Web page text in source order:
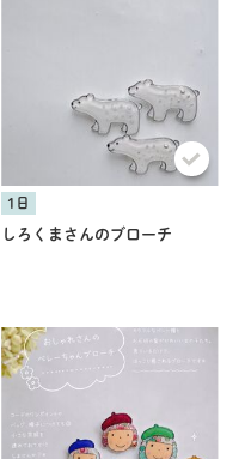
1日
しろくまさんのブローチ